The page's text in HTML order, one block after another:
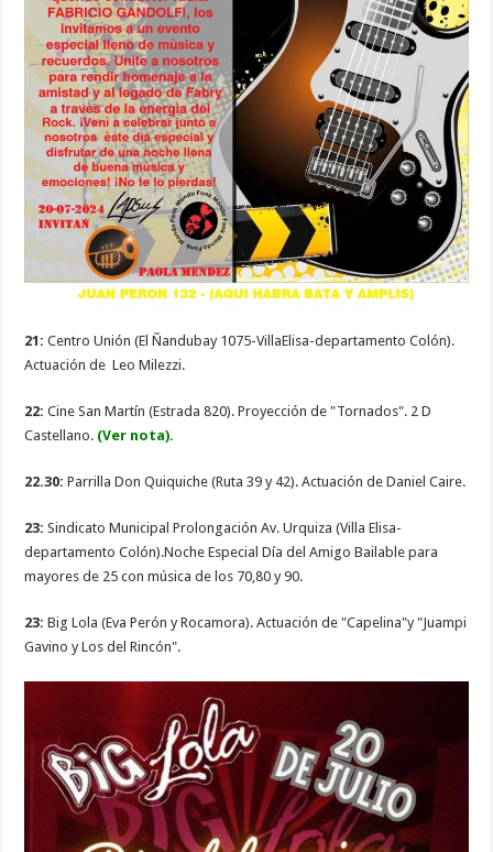
21: Centro Unión (El Ñandubay 1075-VillaElisa-departamento Colón).
Actuación de Leo Milezzi.
22: Cine San Martín (Estrada 820). Proyección de "Tornados". 2 D
Castellano. (Ver nota).
22.30: Parrilla Don Quiquiche (Ruta 39 y 42). Actuación de Daniel Caire.
23: Sindicato Municipal Prolongación Av. Urquiza (Villa Elisa-
departamento Colón).Noche Especial Día del Amigo Bailable para
mayores de 25 con música de los 70,80 y 90.
23: Big Lola (Eva Perón y Rocamora). Actuación de "Capelina"y "Juampi
Gavino y Los del Rincón".